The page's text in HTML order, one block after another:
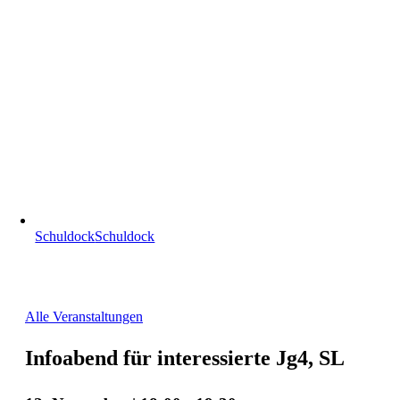
SchuldockSchuldock
Alle Veranstaltungen
Infoabend für interessierte Jg4, SL